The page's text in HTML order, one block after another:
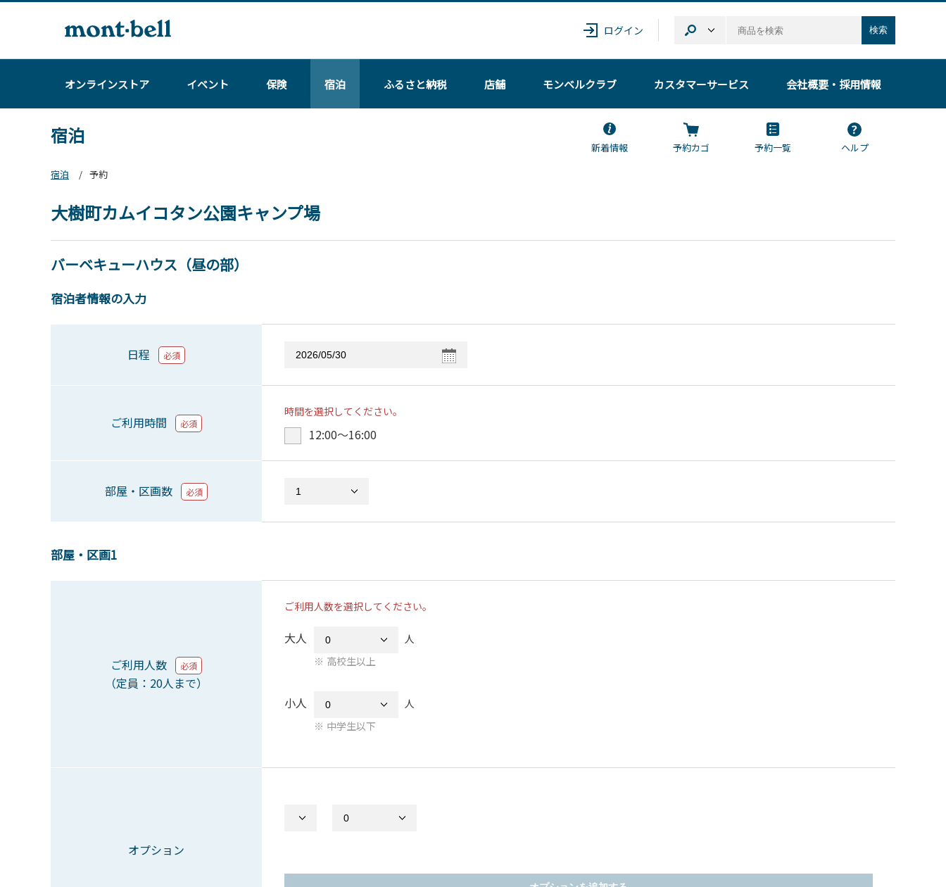
ログイン 検索
オンラインストア イベント 保険 宿泊 ふるさと納税 店舗 モンベルクラブ カスタマーサービス 会社概要・採用情報
宿泊
新着情報 予約カゴ 予約一覧
ヘルプ
宿泊
予約
大樹町カムイコタン公園キャンプ場
バーベキューハウス（昼の部）
宿泊者情報の入力
日程 必須
ご利用時間 必須
時間を選択してください。
12:00〜16:00
部屋・区画数 必須
部屋・区画1
ご利用人数 必須
（定員：20人まで）
ご利用人数を選択してください。
大人
人
高校生以上
小人
人
中学生以下
オプション